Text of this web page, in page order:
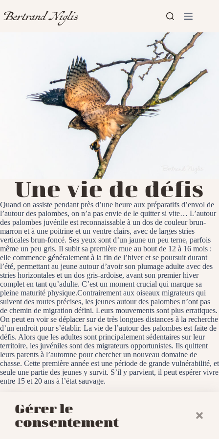
Gérer le
consentement
au
contenu
Présentation
Une vie de défis
Quand on assiste pendant près d’une heure aux préparatifs d’envol de
l’autour des palombes, on n’a pas envie de le quitter si vite… L’autour
des palombes juvénile est reconnaissable à un dos de couleur brun-
marron et à une poitrine et un ventre clairs, avec de larges stries
verticales brun-foncé. Ses yeux sont d’un jaune un peu terne, parfois
même un peu gris. Il subit sa première mue au bout de 12 à 16 mois :
elle commence généralement à la fin de l’hiver et se poursuit durant
l’été, permettant au jeune autour d’avoir son plumage adulte avec des
stries horizontales et un dos gris-ardoise, avant son premier hiver
complet en tant qu’adulte. C’est un moment crucial qui marque sa
pleine maturité physique.Contrairement aux oiseaux migrateurs qui
suivent des routes précises, les jeunes autour des palombes n’ont pas
de chemin de migration défini. Leurs mouvements sont plus erratiques.
On peut en voir se déplacer sur de très longues distances à la recherche
d’un endroit pour s’établir. La vie de l’autour des palombes est faite de
défis. Alors que les adultes sont principalement sédentaires sur leur
territoire, les juvéniles sont des migrateurs opportunistes. Ils quittent
leurs parents à l’automne pour chercher un nouveau domaine de
chasse. Cette première année est une période de grande vulnérabilité, et
seule une partie des jeunes y survit. S’il y parvient, il peut espérer vivre
entre 15 et 20 ans à l’état sauvage.